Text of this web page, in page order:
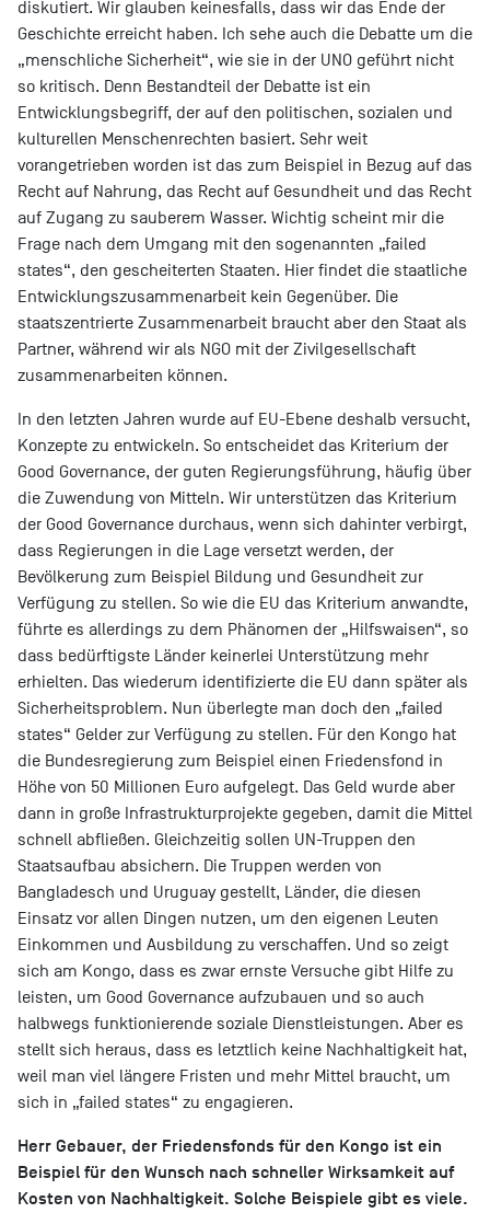
diskutiert. Wir glauben keinesfalls, dass wir das Ende der
Geschichte erreicht haben. Ich sehe auch die Debatte um die
„menschliche Sicherheit“, wie sie in der UNO geführt nicht
so kritisch. Denn Bestandteil der Debatte ist ein
Entwicklungsbegriff, der auf den politischen, sozialen und
kulturellen Menschenrechten basiert. Sehr weit
vorangetrieben worden ist das zum Beispiel in Bezug auf das
Recht auf Nahrung, das Recht auf Gesundheit und das Recht
auf Zugang zu sauberem Wasser. Wichtig scheint mir die
Frage nach dem Umgang mit den sogenannten „failed
states“, den gescheiterten Staaten. Hier findet die staatliche
Entwicklungszusammenarbeit kein Gegenüber. Die
staatszentrierte Zusammenarbeit braucht aber den Staat als
Partner, während wir als NGO mit der Zivilgesellschaft
zusammenarbeiten können.
In den letzten Jahren wurde auf EU-Ebene deshalb versucht,
Konzepte zu entwickeln. So entscheidet das Kriterium der
Good Governance, der guten Regierungsführung, häufig über
die Zuwendung von Mitteln. Wir unterstützen das Kriterium
der Good Governance durchaus, wenn sich dahinter verbirgt,
dass Regierungen in die Lage versetzt werden, der
Bevölkerung zum Beispiel Bildung und Gesundheit zur
Verfügung zu stellen. So wie die EU das Kriterium anwandte,
führte es allerdings zu dem Phänomen der „Hilfswaisen“, so
dass bedürftigste Länder keinerlei Unterstützung mehr
erhielten. Das wiederum identifizierte die EU dann später als
Sicherheitsproblem. Nun überlegte man doch den „failed
states“ Gelder zur Verfügung zu stellen. Für den Kongo hat
die Bundesregierung zum Beispiel einen Friedensfond in
Höhe von 50 Millionen Euro aufgelegt. Das Geld wurde aber
dann in große Infrastrukturprojekte gegeben, damit die Mittel
schnell abfließen. Gleichzeitig sollen UN-Truppen den
Staatsaufbau absichern. Die Truppen werden von
Bangladesch und Uruguay gestellt, Länder, die diesen
Einsatz vor allen Dingen nutzen, um den eigenen Leuten
Einkommen und Ausbildung zu verschaffen. Und so zeigt
sich am Kongo, dass es zwar ernste Versuche gibt Hilfe zu
leisten, um Good Governance aufzubauen und so auch
halbwegs funktionierende soziale Dienstleistungen. Aber es
stellt sich heraus, dass es letztlich keine Nachhaltigkeit hat,
weil man viel längere Fristen und mehr Mittel braucht, um
sich in „failed states“ zu engagieren.
Herr Gebauer, der Friedensfonds für den Kongo ist ein
Beispiel für den Wunsch nach schneller Wirksamkeit auf
Kosten von Nachhaltigkeit. Solche Beispiele gibt es viele.